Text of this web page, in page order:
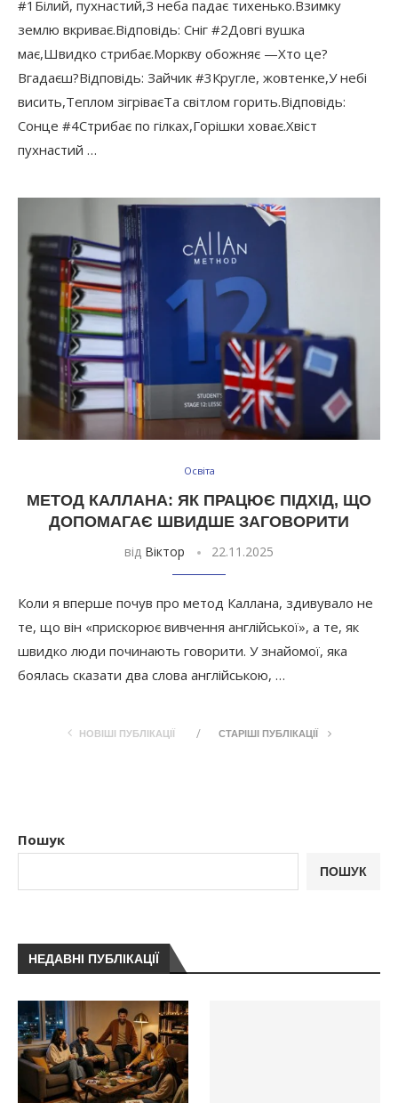
#1Білий, пухнастий,З неба падає тихенько.Взимку
землю вкриває.Відповідь: Сніг #2Довгі вушка
має,Швидко стрибає.Моркву обожняє —Хто це?
Вгадаєш?Відповідь: Зайчик #3Кругле, жовтенке,У небі
висить,Теплом зігріваєТа світлом горить.Відповідь:
Сонце #4Стрибає по гілках,Горішки ховає.Хвіст
пухнастий …
Освіта
МЕТОД КАЛЛАНА: ЯК ПРАЦЮЄ ПІДХІД, ЩО
ДОПОМАГАЄ ШВИДШЕ ЗАГОВОРИТИ
від Віктор 22.11.2025
Коли я вперше почув про метод Каллана, здивувало не
те, що він «прискорює вивчення англійської», а те, як
швидко люди починають говорити. У знайомої, яка
боялась сказати два слова англійською, …
НОВІШІ ПУБЛІКАЦІЇ СТАРІШІ ПУБЛІКАЦІЇ
Пошук
ПОШУК
НЕДАВНІ ПУБЛІКАЦІЇ